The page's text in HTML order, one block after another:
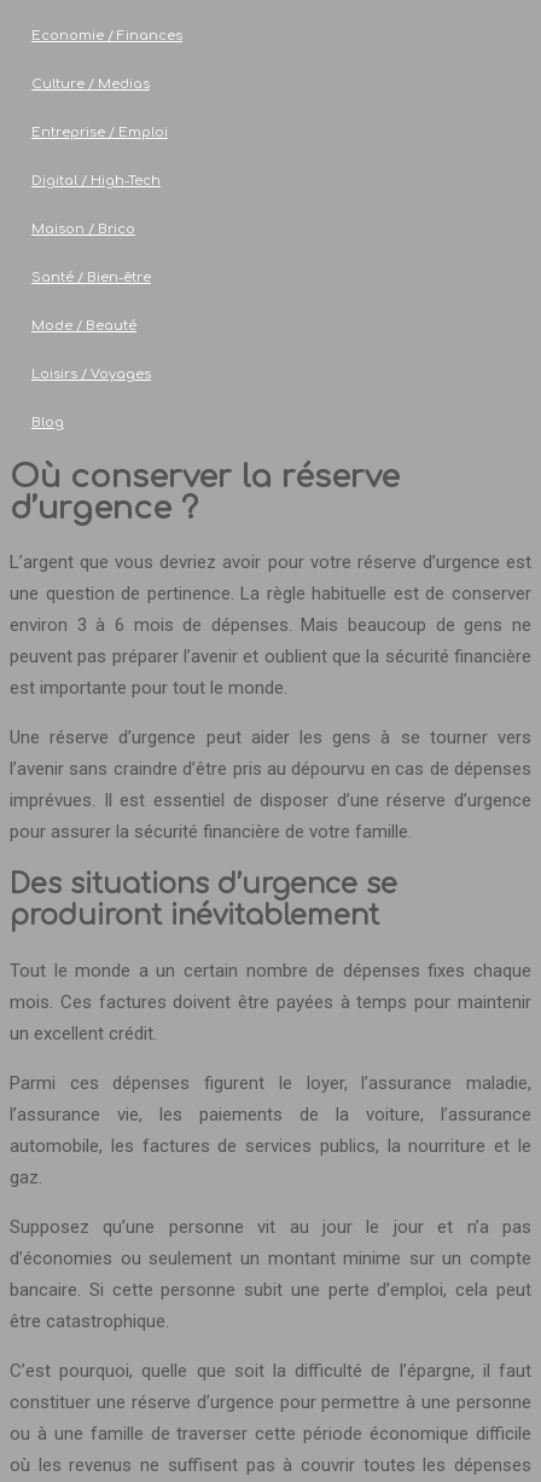
Economie / Finances
Culture / Medias
Entreprise / Emploi
Digital / High-Tech
Maison / Brico
Santé / Bien-être
Mode / Beauté
Loisirs / Voyages
Blog
Où conserver la réserve
d’urgence ?
L’argent que vous devriez avoir pour votre réserve d’urgence est
une question de pertinence. La règle habituelle est de conserver
environ 3 à 6 mois de dépenses. Mais beaucoup de gens ne
peuvent pas préparer l’avenir et oublient que la sécurité financière
est importante pour tout le monde.
Une réserve d’urgence peut aider les gens à se tourner vers
l’avenir sans craindre d’être pris au dépourvu en cas de dépenses
imprévues. Il est essentiel de disposer d’une réserve d’urgence
pour assurer la sécurité financière de votre famille.
Des situations d’urgence se
produiront inévitablement
Tout le monde a un certain nombre de dépenses fixes chaque
mois. Ces factures doivent être payées à temps pour maintenir
un excellent crédit.
Parmi ces dépenses figurent le loyer, l’assurance maladie,
l’assurance vie, les paiements de la voiture, l’assurance
automobile, les factures de services publics, la nourriture et le
gaz.
Supposez qu’une personne vit au jour le jour et n’a pas
d’économies ou seulement un montant minime sur un compte
bancaire. Si cette personne subit une perte d’emploi, cela peut
être catastrophique.
C’est pourquoi, quelle que soit la difficulté de l’épargne, il faut
constituer une réserve d’urgence pour permettre à une personne
ou à une famille de traverser cette période économique difficile
où les revenus ne suffisent pas à couvrir toutes les dépenses